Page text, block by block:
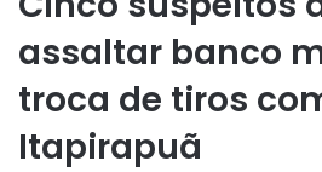
assaltar banco
troca de tiros
Itapirapuã